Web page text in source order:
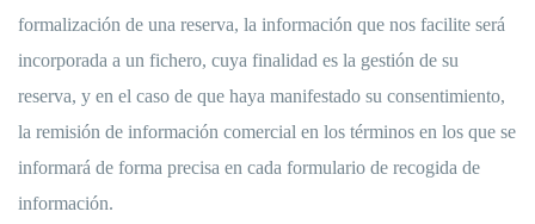
formalización de una reserva, la información que nos facilite será
incorporada a un fichero, cuya finalidad es la gestión de su
reserva, y en el caso de que haya manifestado su consentimiento,
la remisión de información comercial en los términos en los que se
informará de forma precisa en cada formulario de recogida de
información.